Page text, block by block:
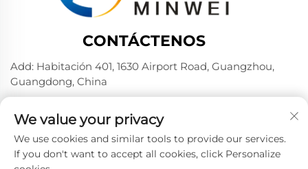
CONTÁCTENOS
Add: Habitación 401, 1630 Airport Road, Guangzhou,
Guangdong, China
Por teléfono / Wechat / WhatsApp:
+86 15180199394 +86 18475997413
Correo electrónico:[email protected]
We value your privacy
We use cookies and similar tools to provide our services.
If you don't want to accept all cookies, click Personalize